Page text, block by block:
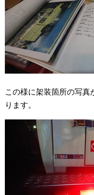
この様に架装箇所の写真
ります。